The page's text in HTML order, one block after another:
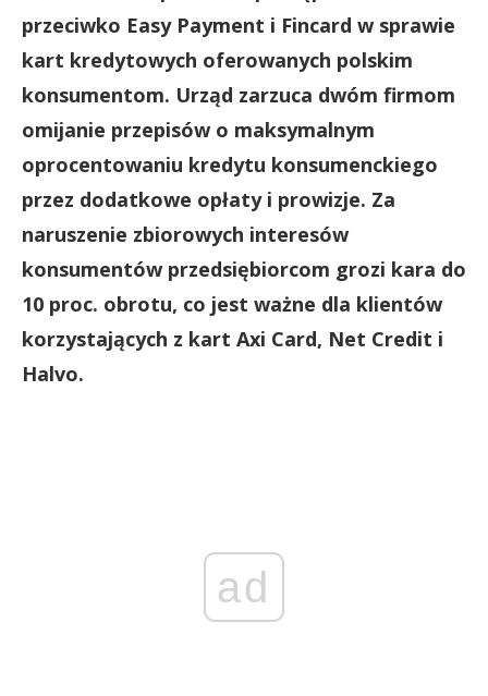
przeciwko Easy Payment i Fincard w sprawie
kart kredytowych oferowanych polskim
konsumentom. Urząd zarzuca dwóm firmom
omijanie przepisów o maksymalnym
oprocentowaniu kredytu konsumenckiego
przez dodatkowe opłaty i prowizje. Za
naruszenie zbiorowych interesów
konsumentów przedsiębiorcom grozi kara do
10 proc. obrotu, co jest ważne dla klientów
korzystających z kart Axi Card, Net Credit i
Halvo.
ad